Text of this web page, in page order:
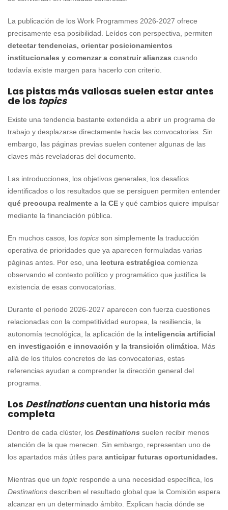
La publicación de los Work Programmes 2026-2027 ofrece
precisamente esa posibilidad. Leídos con perspectiva, permiten
detectar tendencias, orientar posicionamientos
institucionales y comenzar a construir alianzas cuando
todavía existe margen para hacerlo con criterio.
Las pistas más valiosas suelen estar antes
de los topics
Existe una tendencia bastante extendida a abrir un programa de
trabajo y desplazarse directamente hacia las convocatorias. Sin
embargo, las páginas previas suelen contener algunas de las
claves más reveladoras del documento.
Las introducciones, los objetivos generales, los desafíos
identificados o los resultados que se persiguen permiten entender
qué preocupa realmente a la CE y qué cambios quiere impulsar
mediante la financiación pública.
En muchos casos, los topics son simplemente la traducción
operativa de prioridades que ya aparecen formuladas varias
páginas antes. Por eso, una lectura estratégica comienza
observando el contexto político y programático que justifica la
existencia de esas convocatorias.
Durante el periodo 2026-2027 aparecen con fuerza cuestiones
relacionadas con la competitividad europea, la resiliencia, la
autonomía tecnológica, la aplicación de la inteligencia artificial
en investigación e innovación y la transición climática. Más
allá de los títulos concretos de las convocatorias, estas
referencias ayudan a comprender la dirección general del
programa.
Los Destinationscuentan una historia más
completa
Dentro de cada clúster, los Destinations suelen recibir menos
atención de la que merecen. Sin embargo, representan uno de
los apartados más útiles para anticipar futuras oportunidades.
Mientras que un topic responde a una necesidad específica, los
Destinations describen el resultado global que la Comisión espera
alcanzar en un determinado ámbito. Explican hacia dónde se